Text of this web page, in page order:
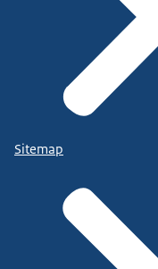
Sitemap